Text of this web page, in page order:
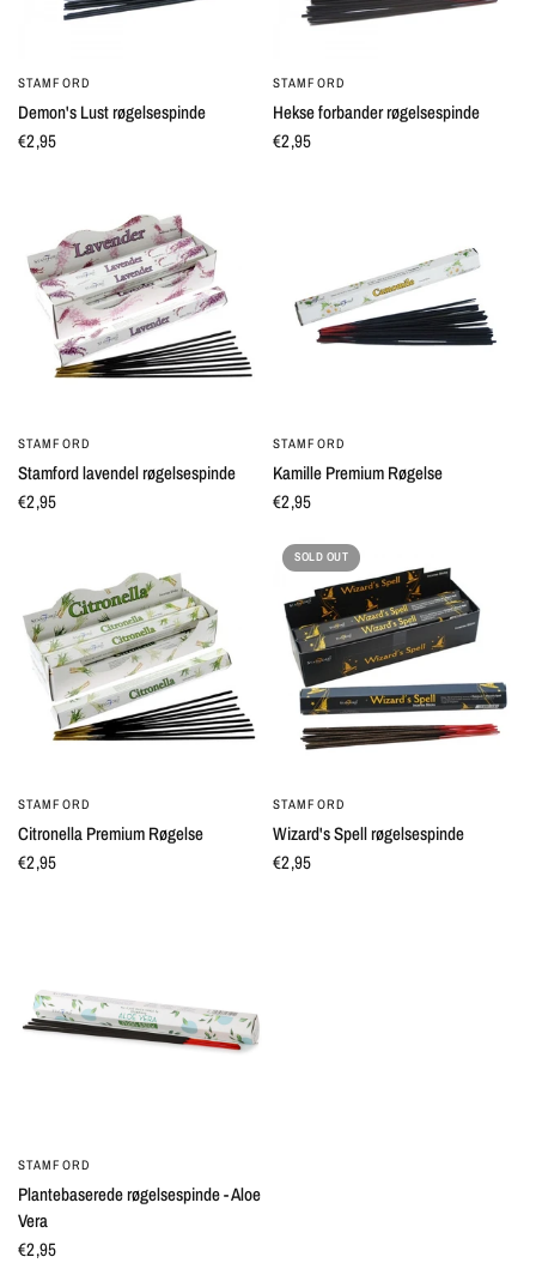
STAMFORD
Demon's Lust røgelsespinde
€2,95
STAMFORD
Hekse forbander røgelsespinde
€2,95
STAMFORD
Stamford lavendel røgelsespinde
€2,95
STAMFORD
Kamille Premium Røgelse
€2,95
STAMFORD
Citronella Premium Røgelse
€2,95
SOLD OUT
STAMFORD
Wizard's Spell røgelsespinde
€2,95
STAMFORD
Plantebaserede røgelsespinde - Aloe
Vera
€2,95